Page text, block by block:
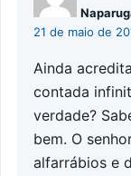
21 de maio de
Ainda
contada
verdade?
bem. O
alfarrábios e